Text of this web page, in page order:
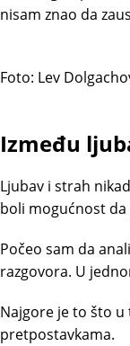
nisam znao da
Foto: Lev
Između
Ljubav i strah
boli mogućnost
Počeo sam da
razgovora. U
Najgore je to što
pretpostavkama.